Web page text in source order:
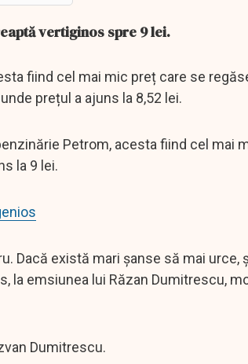
vertiginos spre 9 lei.
fiind cel mai mic preț care se
prețul a ajuns la 8,52 lei.
Petrom, acesta fiind cel mai
la 9 lei.
Dacă există mari șanse să mai urce,
la emsiunea lui Răzan Dumitrescu,
Dumitrescu.